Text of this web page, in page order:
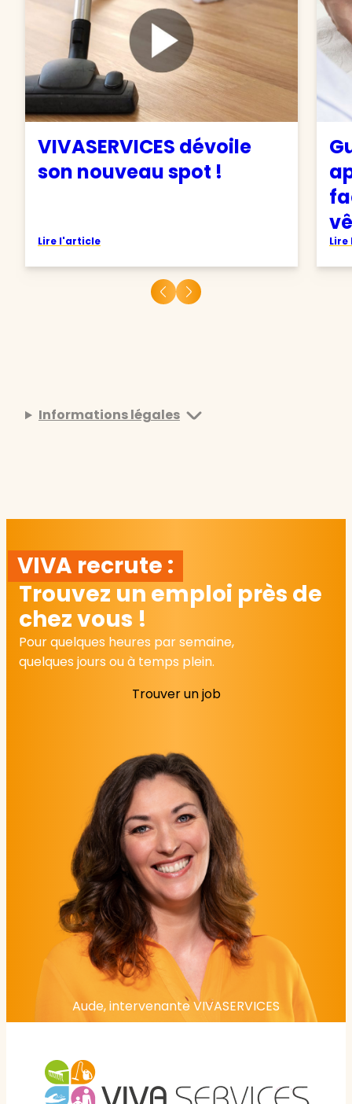
VIVASERVICES dévoile
son nouveau spot !
Lire l'article
Informations légales
VIVA recrute :
Trouvez un emploi près de
chez vous !
Pour quelques heures par semaine,
quelques jours ou à temps plein.
Trouver un job
Aude, intervenante VIVASERVICES